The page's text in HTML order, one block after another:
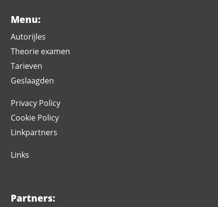
Menu:
Autorijles
Theorie examen
Tarieven
Geslaagden
Privacy Policy
Cookie Policy
Linkpartners
Links
Partners: